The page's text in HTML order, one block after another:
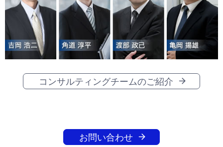
コンサルティングチームのご紹介
お問い合わせ